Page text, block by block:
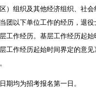
）组织及其他经济组织、社会
团以下单位工作的经历，退役
工作经历。基层工作经历起始
工作经历起始时间界定的意
期均为招考报名第一日。